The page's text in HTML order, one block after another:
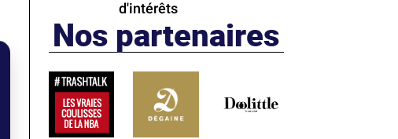
d'intérêts
Nos partenaires